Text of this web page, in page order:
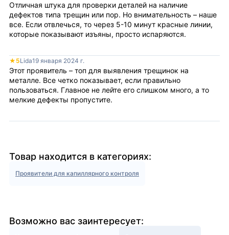
Отличная штука для проверки деталей на наличие
дефектов типа трещин или пор. Но внимательность – наше
все. Если отвлечься, то через 5-10 минут красные линии,
которые показывают изъяны, просто испаряются.
★ 5Lida19 января 2024 г.
Этот проявитель – топ для выявления трещинок на
металле. Все четко показывает, если правильно
пользоваться. Главное не лейте его слишком много, а то
мелкие дефекты пропустите.
Товар находится в категориях:
Проявители для капиллярного контроля
Возможно вас заинтересует: